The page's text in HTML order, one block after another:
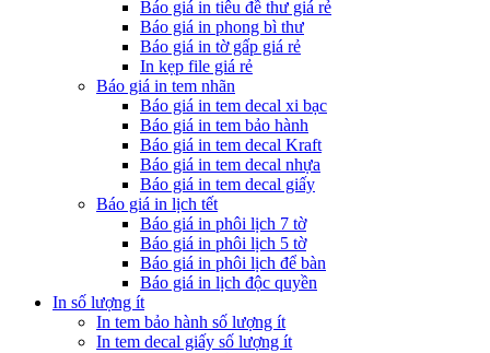
Báo giá in tiêu đề thư giá rẻ
Báo giá in phong bì thư
Báo giá in tờ gấp giá rẻ
In kẹp file giá rẻ
Báo giá in tem nhãn
Báo giá in tem decal xi bạc
Báo giá in tem bảo hành
Báo giá in tem decal Kraft
Báo giá in tem decal nhựa
Báo giá in tem decal giấy
Báo giá in lịch tết
Báo giá in phôi lịch 7 tờ
Báo giá in phôi lịch 5 tờ
Báo giá in phôi lịch để bàn
Báo giá in lịch độc quyền
In số lượng ít
In tem bảo hành số lượng ít
In tem decal giấy số lượng ít